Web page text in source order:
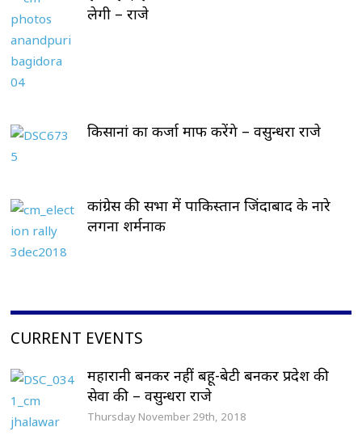
लेगी – राजे
किसानां का कर्जा माफ करेंगे – वसुन्धरा राजे
कांग्रेस की सभा में पाकिस्तान जिंदाबाद के नारे
लगना शर्मनाक
CURRENT EVENTS
महारानी बनकर नहीं बहू-बेटी बनकर प्रदेश की
सेवा की – वसुन्धरा राजे
Thursday November 29th, 2018